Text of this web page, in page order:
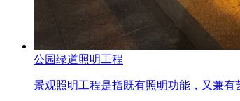
公园绿道照明工程
景观照明工程是指既有照明功能，又兼有